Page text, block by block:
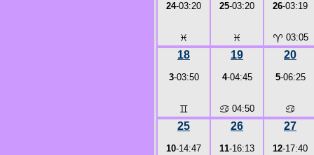
24-03:20
♓
25-03:20
♓
26-03:19
♈ 03:05
18
3-03:50
♊
19
4-04:45
♋ 04:50
20
5-06:25
♋
25
10-14:47
26
11-16:13
27
12-17:40